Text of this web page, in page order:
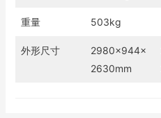
重量 503kg
外形尺寸
2980×944×
2630mm